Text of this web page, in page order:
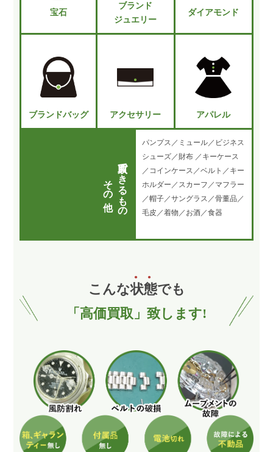
宝石
ブランド
ジュエリー
ダイアモンド
ブランドバッグ アクセサリー アパレル
買取できるもの
その他
パンプス／ミュール／ビジネス
シューズ／財布 ／キーケース
／コインケース／ベルト／キー
ホルダー／スカーフ／マフラー
／帽子／サングラス／骨董品／
毛皮／着物／お酒／食器
こんな状態でも
「高価買取」致します!